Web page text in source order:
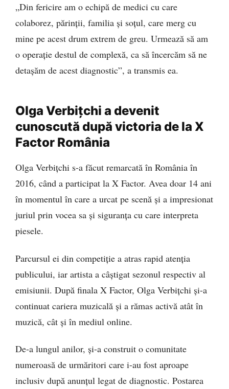
„Din fericire am o echipă de medici cu care
colaborez, părinții, familia și soțul, care merg cu
mine pe acest drum extrem de greu. Urmează să am
o operație destul de complexă, ca să încercăm să ne
detașăm de acest diagnostic”, a transmis ea.
Olga Verbițchi a devenit
cunoscută după victoria de la X
Factor România
Olga Verbițchi s-a făcut remarcată în România în
2016, când a participat la X Factor. Avea doar 14 ani
în momentul în care a urcat pe scenă și a impresionat
juriul prin vocea sa și siguranța cu care interpreta
piesele.
Parcursul ei din competiție a atras rapid atenția
publicului, iar artista a câștigat sezonul respectiv al
emisiunii. După finala X Factor, Olga Verbițchi și-a
continuat cariera muzicală și a rămas activă atât în
muzică, cât și în mediul online.
De-a lungul anilor, și-a construit o comunitate
numeroasă de urmăritori care i-au fost aproape
inclusiv după anunțul legat de diagnostic. Postarea